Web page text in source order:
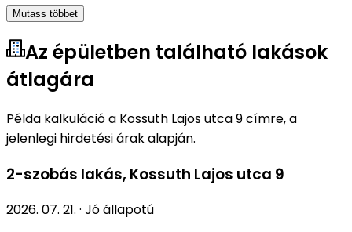
Mutass többet
Az épületben található lakások
átlagára
Példa kalkuláció a Kossuth Lajos utca 9 címre, a
jelenlegi hirdetési árak alapján.
2-szobás lakás, Kossuth Lajos utca 9
2026. 07. 21. · Jó állapotú